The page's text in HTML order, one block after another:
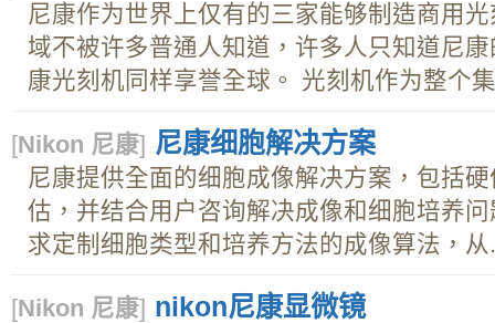
尼康作为世界上仅有的三家能够制造商用
域不被许多普通人知道，许多人只知道尼
康光刻机同样享誉全球。 光刻机作为整个
[Nikon 尼康] 尼康细胞解决方案
尼康提供全面的细胞成像解决方案，包括
估，并结合用户咨询解决成像和细胞培养
求定制细胞类型和培养方法的成像算法，从
[Nikon 尼康] nikon尼康显微镜